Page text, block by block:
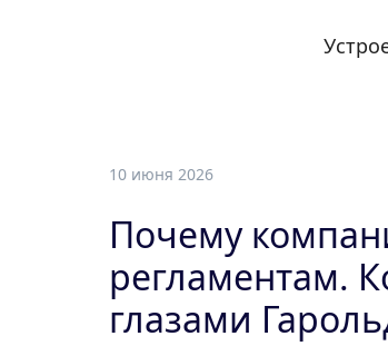
10 июня 2026
Почему
регламентам.
глазами